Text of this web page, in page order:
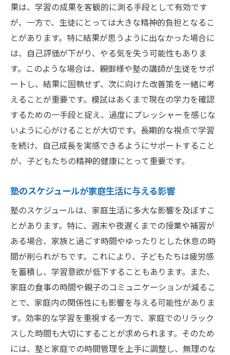
果は、学習の成果を客観的に測る手段として有効です
が、一方で、生徒にとっては大きな精神的負担となるこ
とがあります。特に結果が思うように出なかった場合に
は、自己評価が下がり、やる気を失う可能性もありま
す。このような場合は、親御様や塾の講師が生徒をサポ
ートし、結果に固執せず、次に向けた改善策を一緒に考
えることが重要です。模試はあくまで現在の学力を確認
するための一手段と捉え、過度にプレッシャーを感じな
いように心がけることが大切です。長期的な視点で学習
を続け、自己成長を実感できるようにサポートすること
が、子どもたちの精神的健康にとって重要です。
塾のスケジュールが家庭生活に与える影響
塾のスケジュールは、家庭生活に多大な影響を及ぼすこ
とがあります。特に、週末や夜遅くまでの授業や補習が
ある場合、家族と過ごす時間やゆったりとした休息の時
間が削られがちです。これにより、子どもたちは疲労感
を蓄積し、学習意欲が低下することもあります。また、
家庭の食事の時間や親子のコミュニケーションが減るこ
とで、家庭内の関係性にも影響を与える可能性がありま
す。効率的な学習を重視する一方で、家庭でのリラック
スした時間も大切にすることが求められます。そのため
には、塾と家庭での時間管理を上手に調整し、無理のな